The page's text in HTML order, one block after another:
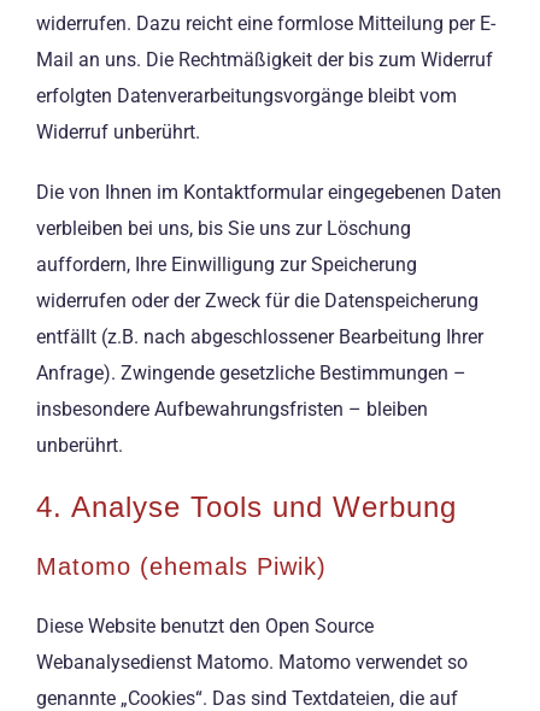
widerrufen. Dazu reicht eine formlose Mitteilung per E-
Mail an uns. Die Rechtmäßigkeit der bis zum Widerruf
erfolgten Datenverarbeitungsvorgänge bleibt vom
Widerruf unberührt.
Die von Ihnen im Kontaktformular eingegebenen Daten
verbleiben bei uns, bis Sie uns zur Löschung
auffordern, Ihre Einwilligung zur Speicherung
widerrufen oder der Zweck für die Datenspeicherung
entfällt (z.B. nach abgeschlossener Bearbeitung Ihrer
Anfrage). Zwingende gesetzliche Bestimmungen –
insbesondere Aufbewahrungsfristen – bleiben
unberührt.
4. Analyse Tools und Werbung
Matomo (ehemals Piwik)
Diese Website benutzt den Open Source
Webanalysedienst Matomo. Matomo verwendet so
genannte „Cookies“. Das sind Textdateien, die auf